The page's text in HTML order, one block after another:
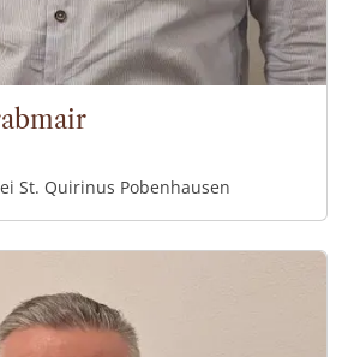
St. Quirinus Pobenhausen